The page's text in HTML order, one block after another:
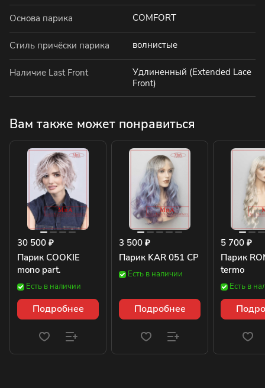
Основа парика COMFORT
Стиль причёски парика волнистые
Наличие Last Front
Удлиненный (Extended Lace
Front)
Вам также может понравиться
30 500 ₽
Парик COOKIE
mono part.
Есть в наличии
Подробнее
3 500 ₽
Парик KAR 051 CP
Есть в наличии
Подробнее
5 700 ₽
Парик
termo
Есть в